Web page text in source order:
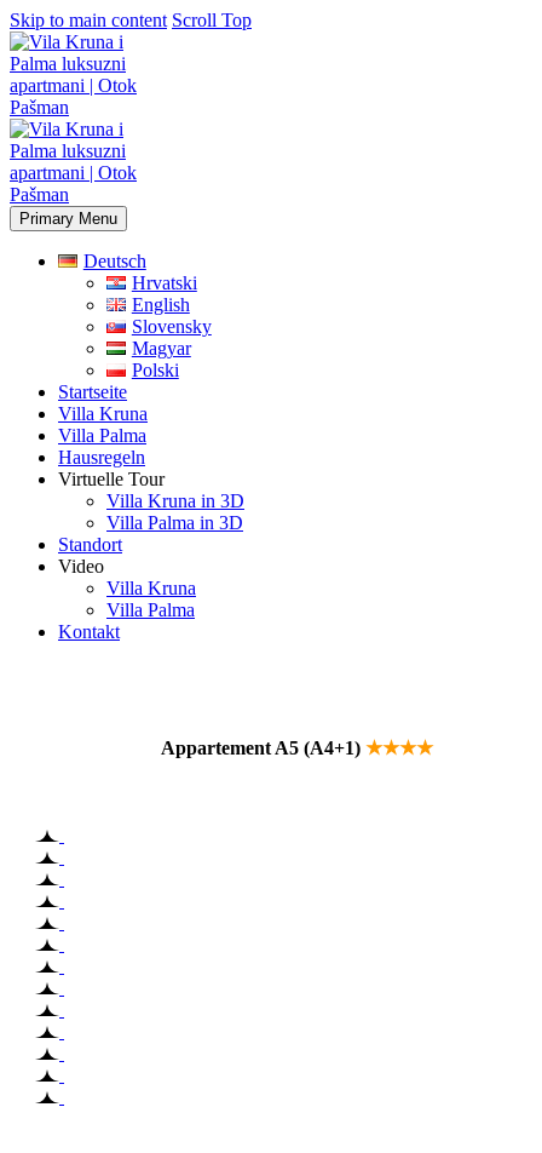
Skip to main content Scroll Top
Primary Menu
Deutsch
Hrvatski
English
Slovensky
Magyar
Polski
Startseite
Villa Kruna
Villa Palma
Hausregeln
Virtuelle Tour
Villa Kruna in 3D
Villa Palma in 3D
Standort
Video
Villa Kruna
Villa Palma
Kontakt
Appartement A5 (A4+1) ★★★★